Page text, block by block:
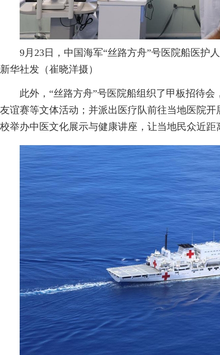
9月23日，中国海军“丝路方舟”号医院船医护
新华社发（崔晓洋摄）
此外，“丝路方舟”号医院船组织了甲板招待会
友谊赛等文体活动；并派出医疗队前往当地医院
校举办中医文化展示与健康讲座，让当地民众近距